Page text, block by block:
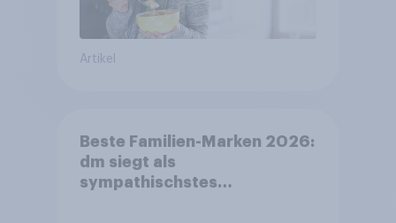
Artikel
Beste Familien-Marken 2026:
dm siegt als
sympathischstes